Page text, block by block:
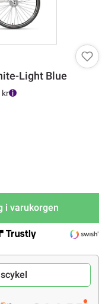
Light Blue
kr
i varukorgen